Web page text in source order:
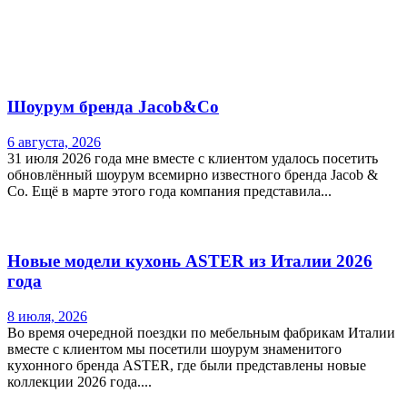
Шоурум бренда Jacob&Co
6 августа, 2026
31 июля 2026 года мне вместе с клиентом удалось посетить
обновлённый шоурум всемирно известного бренда Jacob &
Co. Ещё в марте этого года компания представила...
Новые модели кухонь ASTER из Италии 2026
года
8 июля, 2026
Во время очередной поездки по мебельным фабрикам Италии
вместе с клиентом мы посетили шоурум знаменитого
кухонного бренда ASTER, где были представлены новые
коллекции 2026 года....